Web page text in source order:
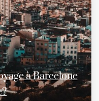
à Barcelone